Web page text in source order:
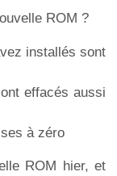
ROM ?
installés sont
effacés aussi
à zéro
ROM hier, et